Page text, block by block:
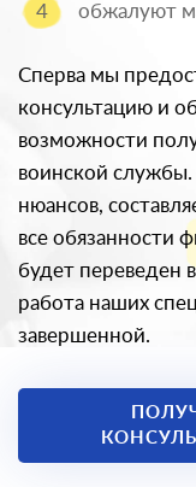
обжалуют
Сперва мы
консультацию и
возможности
воинской службы.
нюансов,
все обязанности
будет переведен
работа наших
завершенной.